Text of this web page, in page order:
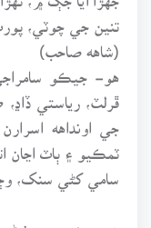
تنين جي چوٽي،
(شاهه صاحب)
هو- جيڪو
ڦرلٽ، رياستي ڏاڍ،
جي اونداهه
ٽمڪيو ۽ ٻاٽ اڃان
سامي کڻي سنک،
هو- جنهن جي نيڻن